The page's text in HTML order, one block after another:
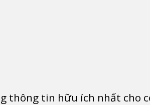
thông tin hữu ích nhất cho